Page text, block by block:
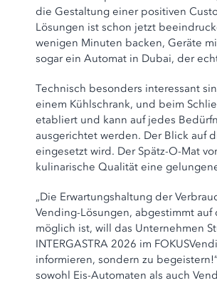
die Gestaltung einer positiven
Lösungen ist schon jetzt
wenigen Minuten backen, Geräte
sogar ein Automat in Dubai, der
Technisch besonders interessant
einem Kühlschrank, und beim
etabliert und kann auf jedes
ausgerichtet werden. Der Blick auf
eingesetzt wird. Der Spätz-O-Mat
kulinarische Qualität eine
„Die Erwartungshaltung der
Vending-Lösungen, abgestimmt
möglich ist, will das Unternehmen
INTERGASTRA 2026 im
informieren, sondern zu
sowohl Eis-Automaten als auch